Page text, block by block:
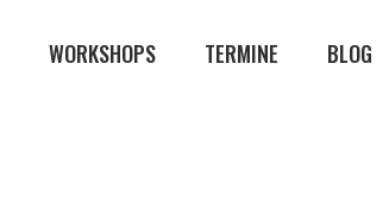
WORKSHOPS TERMINE BLOG